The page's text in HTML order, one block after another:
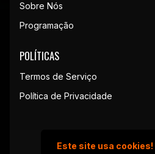
Sobre Nós
Programação
POLÍTICAS
Termos de Serviço
Política de Privacidade
Este site usa cookies!